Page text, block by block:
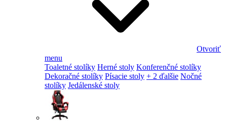
Otvoriť
menu
Toaletné stolíky Herné stoly Konferenčné stolíky
Dekoračné stolíky Písacie stoly + 2 ďalšie Nočné
stolíky Jedálenské stoly